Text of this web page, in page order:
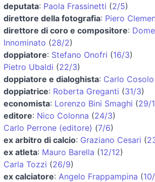
deputata: Paola Frassinetti (2/5)
direttore della fotografia: Piero
direttore di coro e compositore:
Innominato (28/2)
doppiatore: Stefano Onofri (16/3)
Pietro Ubaldi (22/3)
doppiatore e dialoghista: Carlo Cosolo
doppiatrice: Roberta Greganti (31/3)
economista: Lorenzo Bini Smaghi (29/
editore: Nico Colonna (24/3)
Carlo Perrone (editore) (7/6)
ex arbitro di calcio: Graziano Cesari (
ex atleta: Mauro Barella (12/12)
Carla Tozzi (26/9)
ex calciatore: Angelo Frappampina (